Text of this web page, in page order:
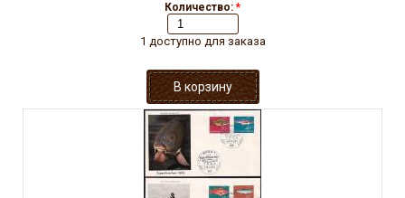
Количество: *
1 доступно для заказа